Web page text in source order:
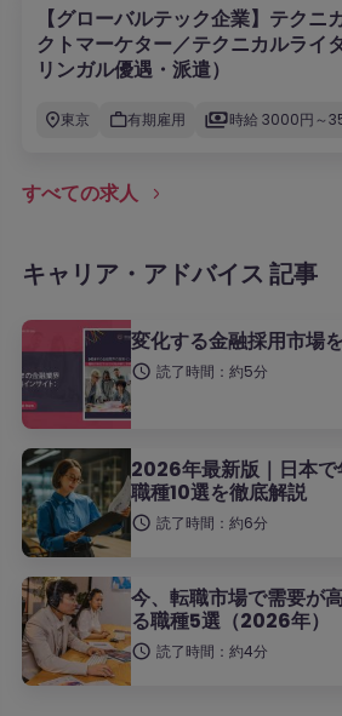
【グローバルテック企業】テクニ
クトマーケター／テクニカルライ
リンガル優遇・派遣）
東京 有期雇用 時給 3000円～
すべての求人
キャリア・アドバイス 記事
変化する金融採用市場
読了時間：約5分
2026年最新版｜日本で
職種10選を徹底解説
読了時間：約6分
今、転職市場で需要が
る職種5選（2026年）
読了時間：約4分